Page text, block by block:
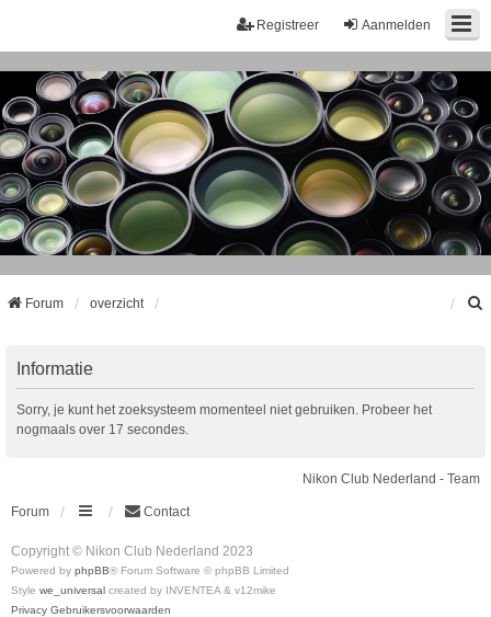
Aanmelden
Registreer
Forum overzicht
Informatie
Sorry, je kunt het zoeksysteem momenteel niet gebruiken. Probeer het
nogmaals over 17 secondes.
Nikon Club Nederland - Team
Forum Contact
Copyright © Nikon Club Nederland 2023
Powered by phpBB® Forum Software © phpBB Limited
Style we_universal created by INVENTEA & v12mike
Privacy Gebruikersvoorwaarden